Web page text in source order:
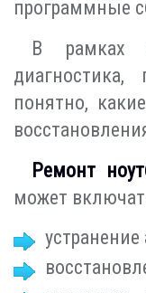
программные
В рамках
диагностика,
понятно,
Ремонт
может